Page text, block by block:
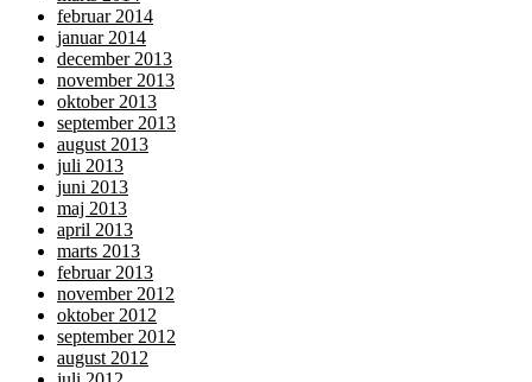
februar 2014
januar 2014
december 2013
november 2013
oktober 2013
september 2013
august 2013
juli 2013
juni 2013
maj 2013
april 2013
marts 2013
februar 2013
november 2012
oktober 2012
september 2012
august 2012